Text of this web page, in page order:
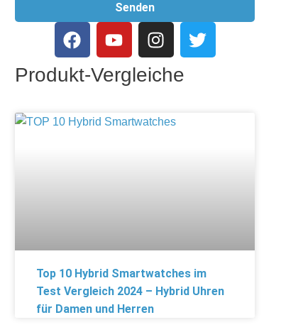
Senden
Produkt-Vergleiche
Top 10 Hybrid Smartwatches im
Test Vergleich 2024 – Hybrid Uhren
für Damen und Herren